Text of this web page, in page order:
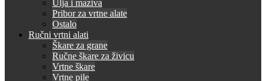
Ulja i maziva
Pribor za vrtne alate
Ostalo
Ručni vrtni alati
Škare za grane
Ručne škare za živicu
Vrtne škare
Vrtne pile